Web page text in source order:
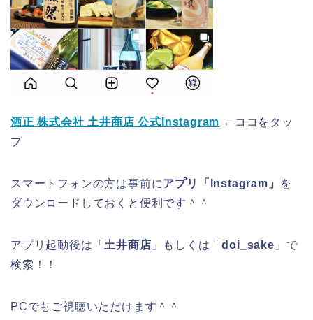
酒正 株式会社 土井商店 公式Instagram ←ココをタッ
プ
スマートフォンの方は事前にアプリ「Instagram」
を
ダウンロードしておくと便利です＾＾
アプリ起動後は「 土井商店 」もしくは「doi_sake 」で
検索！！
PCでもご視聴いただけます＾＾